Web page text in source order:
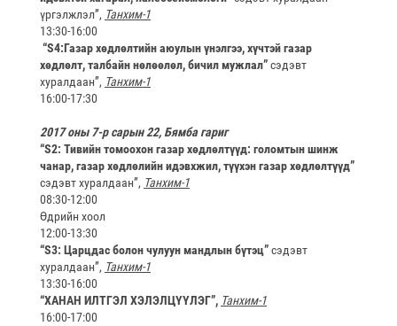
үргэлжлэл”, Танхим-1
13:30-16:00
“S4:Газар хөдлөлтийн аюулын үнэлгээ, хүчтэй газар
хөдлөлт, талбайн нөлөөлөл, бичил мужлал”сэдэвт
хуралдаан”, Танхим-1
16:00-17:30
2017 оны 7-р сарын 22, Бямба гариг
“S2: Тивийн томоохон газар хөдлөлтүүд: голомтын шинж
чанар, газар хөдлөлийн идэвхжил, түүхэн газар хөдлөлтүүд”
сэдэвт хуралдаан”, Танхим-1
08:30-12:00
Өдрийн хоол
12:00-13:30
“S3: Царцдас болон чулуун мандлын бүтэц”сэдэвт
хуралдаан”, Танхим-1
13:30-16:00
“ХАНАН ИЛТГЭЛ ХЭЛЭЛЦҮҮЛЭГ”, Танхим-1
16:00-17:00